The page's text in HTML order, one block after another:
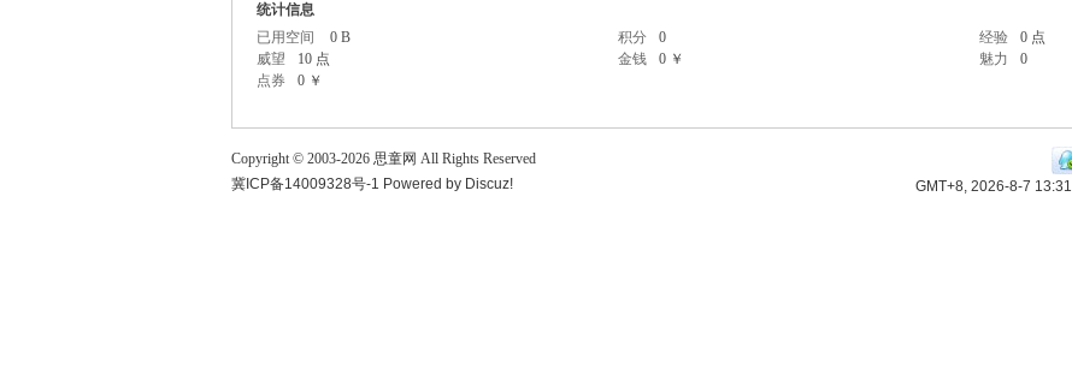
论
统计信息
已用空间
0 B 积分 0 经验
0 点
威望
10 点 金钱 0 ￥ 魅力
0
点券
0 ￥
GMT+8, 2026-8-7 13:31
Copyright © 2003-2026 思童网 All Rights Reserved
冀ICP备14009328号-1 Powered by Discuz!